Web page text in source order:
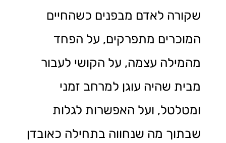
שקורה לאדם מבפנים כשהחיים
המוכרים מתפרקים, על הפחד
מהמילה עצמה, על הקושי לעבור
מבית שהיה עוגן למרחב זמני
ומטלטל, ועל האפשרות לגלות
שבתוך מה שנחווה בתחילה כאובדן